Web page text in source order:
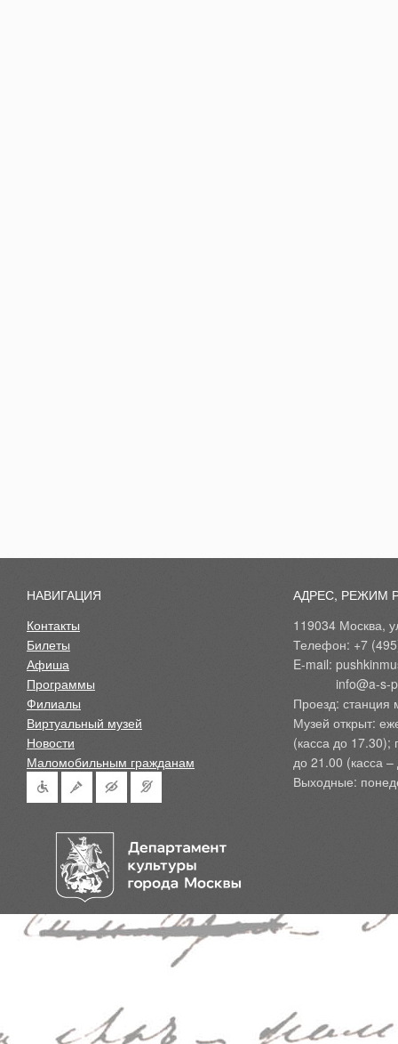
НАВИГАЦИЯ
Контакты
Билеты
Афиша
Программы
Филиалы
Виртуальный музей
Новости
Маломобильным гражданам
АДРЕС, РЕЖИМ
119034 Москва,
Телефон: +7
E-mail:
Проезд: станция
Музей открыт:
(касса до 17.30);
до 21.00 (касса
Выходные: